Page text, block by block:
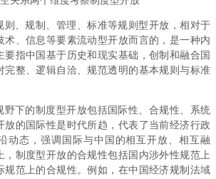
则、规制、管理、标准等规则型开放，相对于
术、信息等要素流动型开放而言的，是一种内
要指中国基于历史和现实基础，创制和融合国
完整、逻辑自洽、规范透明的基本规则与标准
野下的制度型开放包括国际性、合规性、系统
放的国际性是时代所趋，代表了当前经济行政
动态，强调国际与中国的相互开放、相互融
，制度型开放的合规性包括国内涉外性规范上
规范上的合规性。例如，在中国经济规制法域